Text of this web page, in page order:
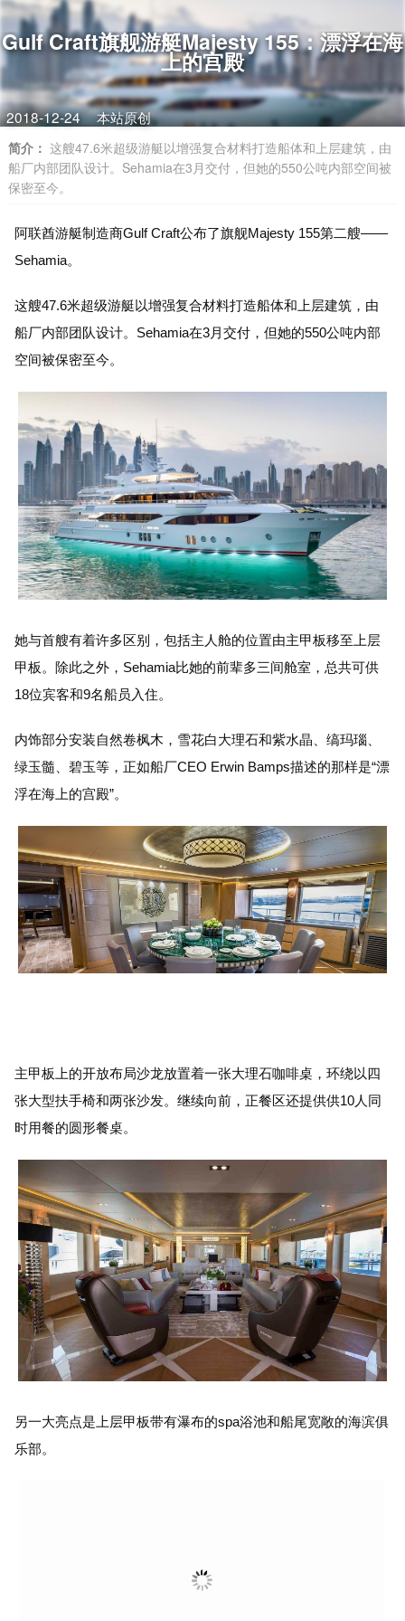
Gulf Craft旗舰游艇Majesty 155：漂浮在海
上的宫殿
2018-12-24 本站原创
简介： 这艘47.6米超级游艇以增强复合材料打造船体和上层建筑，由
船厂内部团队设计。Sehamia在3月交付，但她的550公吨内部空间被
保密至今。
阿联酋游艇制造商Gulf Craft公布了旗舰Majesty 155第二艘——
Sehamia。
这艘47.6米超级游艇以增强复合材料打造船体和上层建筑，由
船厂内部团队设计。Sehamia在3月交付，但她的550公吨内部
空间被保密至今。
她与首艘有着许多区别，包括主人舱的位置由主甲板移至上层
甲板。除此之外，Sehamia比她的前辈多三间舱室，总共可供
18位宾客和9名船员入住。
内饰部分安装自然卷枫木，雪花白大理石和紫水晶、缟玛瑙、
绿玉髓、碧玉等，正如船厂CEO Erwin Bamps描述的那样是“漂
浮在海上的宫殿”。
主甲板上的开放布局沙龙放置着一张大理石咖啡桌，环绕以四
张大型扶手椅和两张沙发。继续向前，正餐区还提供供10人同
时用餐的圆形餐桌。
另一大亮点是上层甲板带有瀑布的spa浴池和船尾宽敞的海滨俱
乐部。